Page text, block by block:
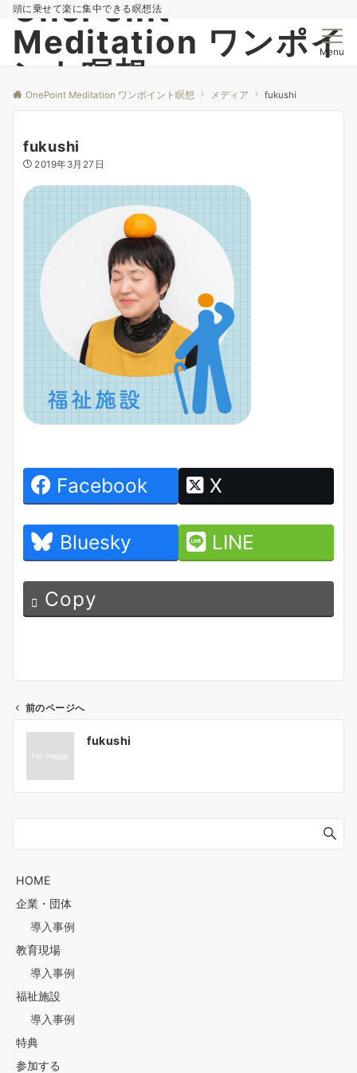
頭に乗せて楽に集中できる瞑想法
OnePoint
Meditation ワンポイ
ント瞑想
Menu
OnePoint Meditation ワンポイント瞑想 メディア fukushi
fukushi
2019年3月27日
Facebook X
Bluesky LINE
Copy
投
稿
ナ
ビ
ゲ
前のページへ
fukushi
HOME
企業・団体
導入事例
教育現場
導入事例
福祉施設
導入事例
特典
参加する